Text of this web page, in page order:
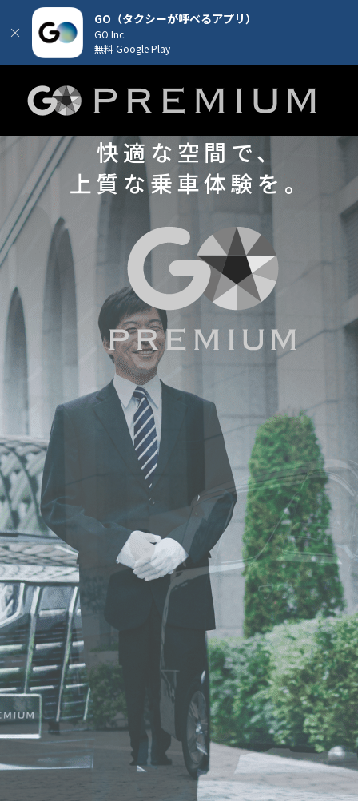
GO（タクシーが呼べるアプリ）
GO Inc.
無料 Google Play
快適な空間で、
上質な乗車体験を。